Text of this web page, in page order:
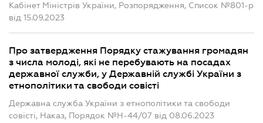
Кабінет Міністрів України, Розпорядження, Список №801-р
від 15.09.2023
Про затвердження Порядку стажування громадян
з числа молоді, які не перебувають на посадах
державної служби, у Державній службі України з
етнополітики та свободи совісті
Державна служба України з етнополітики та свободи
совісті, Наказ, Порядок №Н-44/07 від 08.06.2023